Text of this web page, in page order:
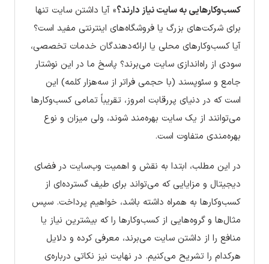
کسب‌وکارهایی به سایت نیاز دارند؟» آیا داشتن سایت تنها
برای شرکت‌های بزرگ یا فروشگاه‌های اینترنتی مفید است؟
آیا کسب‌وکارهای محلی یا ارائه‌دهندگان خدمات تخصصی،
سودی از راه‌اندازی سایت می‌برند؟ پاسخ ما در این نوشتار
جامع و سئوپسند (با حجمی فراتر از سه‌هزار کلمه) این
است که در دنیای پررقابت امروز، تقریباً تمامی کسب‌وکارها
می‌توانند از یک سایت بهره‌مند شوند، ولی میزان و نوع
بهره‌مندی متفاوت است.
در این مطلب، ابتدا به نقش و اهمیت وب‌سایت در فضای
دیجیتال و مزایایی که می‌تواند برای طیف گسترده‌ای از
کسب‌وکارها به همراه داشته باشد، خواهیم پرداخت. سپس
مثال‌ها و گروه‌هایی از کسب‌وکارها را که بیشترین نیاز یا
منافع را از داشتن سایت می‌برند، معرفی کرده و دلایل
هرکدام را تشریح می‌کنیم. در نهایت نیز نکاتی درباره‌ی